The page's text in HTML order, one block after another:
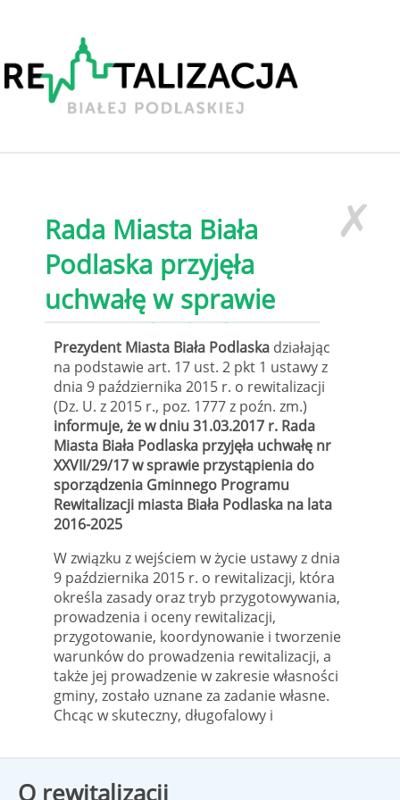
Rada Miasta Biała
Podlaska przyjęła
uchwałę w sprawie
przystąpienia do
sporządzenia
Gminnego Programu
Rewitalizacji miasta
Biała Podlaska na lata
2016-2025
Prezydent Miasta Biała Podlaska działając
na podstawie art. 17 ust. 2 pkt 1 ustawy z
dnia 9 października 2015 r. o rewitalizacji
(Dz. U. z 2015 r., poz. 1777 z poźn. zm.)
informuje, że w dniu 31.03.2017 r. Rada
Miasta Biała Podlaska przyjęła uchwałę nr
XXVII/29/17 w sprawie przystąpienia do
sporządzenia Gminnego Programu
Rewitalizacji miasta Biała Podlaska na lata
2016-2025
W związku z wejściem w życie ustawy z dnia
9 października 2015 r. o rewitalizacji, która
określa zasady oraz tryb przygotowywania,
prowadzenia i oceny rewitalizacji,
przygotowanie, koordynowanie i tworzenie
warunków do prowadzenia rewitalizacji, a
także jej prowadzenie w zakresie własności
gminy, zostało uznane za zadanie własne.
Chcąc w skuteczny, długofalowy i
negatywnym zjawiskom, występującym
konieczne jest podjęcie działań
✗
O rewitalizacji